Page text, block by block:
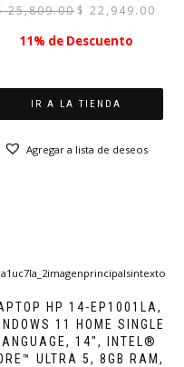
25,809.00 El
original
$ 22,949.00
11% de Descuento
IR A LA TIENDA
Agregar a lista de deseos
HP 14-EP1001LA,
11 HOME SINGLE
LANGUAGE, 14″, INTEL®
ULTRA 5, 8GB RAM,